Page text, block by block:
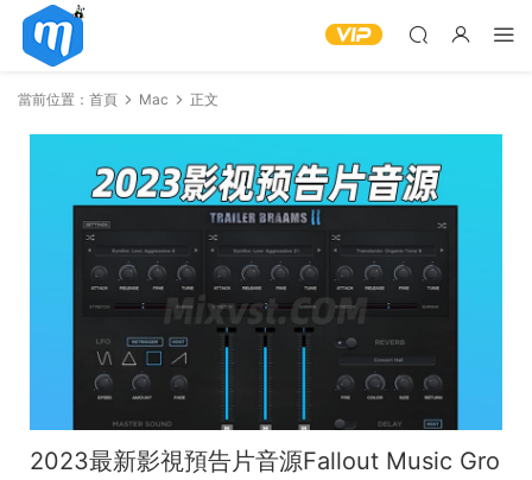
當前位置： 首頁 Mac 正文
2023最新影視預告片音源Fallout Music Gro